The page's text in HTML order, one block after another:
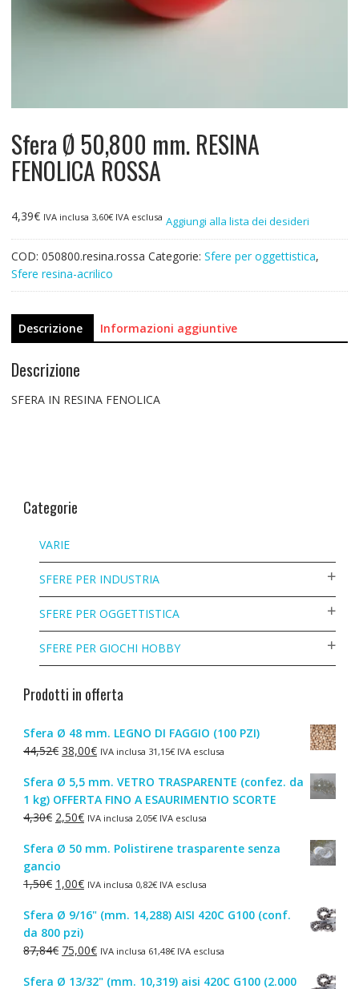
Sfera Ø 50,800 mm. RESINA
FENOLICA ROSSA
4,39€ IVA inclusa 3,60€IVA esclusa Aggiungi alla lista dei desideri
COD: 050800.resina.rossa Categorie: Sfere per oggettistica,
Sfere resina-acrilico
Descrizione Informazioni aggiuntive
Descrizione
SFERA IN RESINA FENOLICA
Categorie
VARIE
SFERE PER INDUSTRIA
SFERE PER OGGETTISTICA
SFERE PER GIOCHI HOBBY
Prodotti in offerta
Sfera Ø 48 mm. LEGNO DI FAGGIO (100 PZI)
44,52€ Il
originale
era:
44,52€.
38,00€Il
attuale
è:
38,00€.
IVA inclusa 31,15€IVA esclusa
Sfera Ø 5,5 mm. VETRO TRASPARENTE (confez. da
1 kg) OFFERTA FINO A ESAURIMENTIO SCORTE
4,30€ Il
originale
era:
4,30€.
2,50€Il
attuale
2,50€.
IVA inclusa 2,05€IVA esclusa
Sfera Ø 50 mm. Polistirene trasparente senza
gancio
1,50€ Il
originale
era:
1,50€.
1,00€Il
attuale
è:
1,00€.
IVA inclusa 0,82€IVA esclusa
Sfera Ø 9/16" (mm. 14,288) AISI 420C G100 (conf.
da 800 pzi)
87,84€ Il
originale
75,00€Il
attuale
IVA inclusa 61,48€IVA esclusa
Sfera Ø 13/32" (mm. 10,319) aisi 420C G100 (2.000